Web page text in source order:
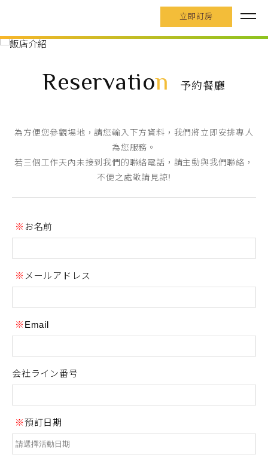
立即訂房
Reservation 予約餐廳
為方便您參觀場地，請您輸入下方資料，我們將立即安排專人
為您服務。
若三個工作天內未接到我們的聯絡電話，請主動與我們聯絡，
不便之處敬請見諒!
お名前
メールアドレス
Email
会社ライン番号
預訂日期